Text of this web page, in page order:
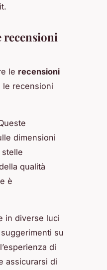
recensioni
le recensioni
le recensioni
dimensioni
qualità
è
in diverse luci
su
di
assicurarsi di